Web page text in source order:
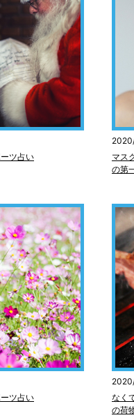
ツ占い
マス
の第
ツ占い
なく
の荷